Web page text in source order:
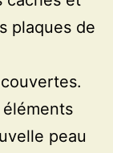
plaques de
éléments
peau